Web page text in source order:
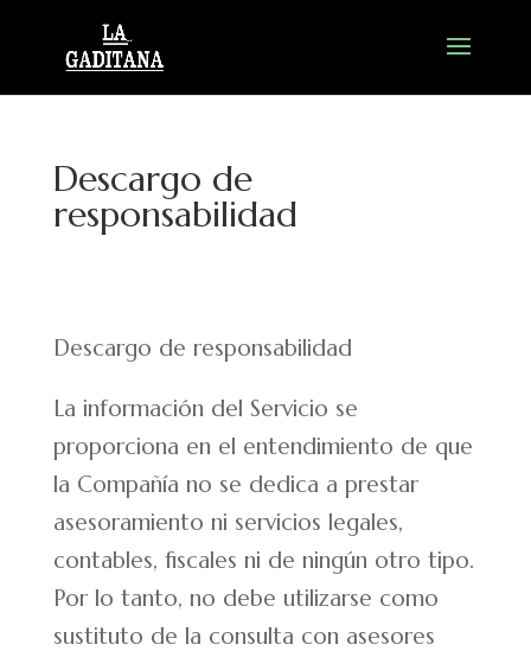
Descargo de
responsabilidad
Descargo de responsabilidad
La información del Servicio se
proporciona en el entendimiento de que
la Compañía no se dedica a prestar
asesoramiento ni servicios legales,
contables, fiscales ni de ningún otro tipo.
Por lo tanto, no debe utilizarse como
sustituto de la consulta con asesores